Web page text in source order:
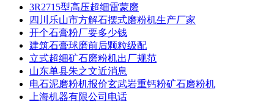
3R2715型高压超细雷蒙磨
四川乐山市方解石摆式磨粉机生产厂家
开个石膏粉厂要多少钱
建筑石膏球磨前后颗粒级配
立式超细矿石磨粉机出厂规范
山东单县朱之文近消息
电石泥磨粉机报价玄武岩重钙粉矿石磨粉机
上海机器有限公司电话